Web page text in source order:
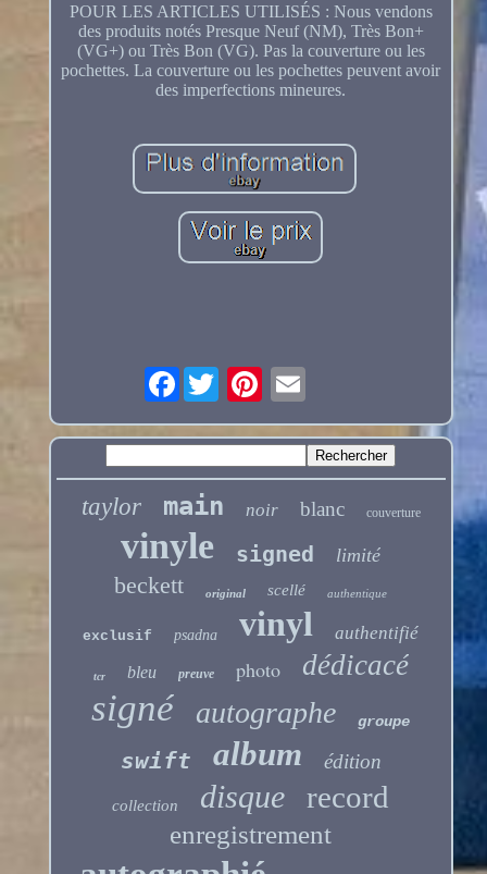
POUR LES ARTICLES UTILISÉS : Nous vendons
des produits notés Presque Neuf (NM), Très Bon+
(VG+) ou Très Bon (VG). Pas la couverture ou les
pochettes. La couverture ou les pochettes peuvent avoir
des imperfections mineures.
Facebook
taylor main noir blanc couverture
vinyle signed limité
beckett original scellé authentique
exclusif psadna vinyl authentifié
tcr bleu preuve photo dédicacé
signé autographe groupe
swift album édition
collection disque record
enregistrement